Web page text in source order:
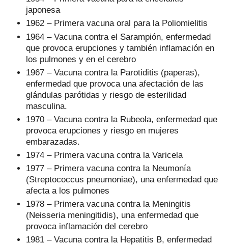
japonesa
1962 – Primera vacuna oral para la Poliomielitis
1964 – Vacuna contra el Sarampión, enfermedad
que provoca erupciones y también inflamación en
los pulmones y en el cerebro
1967 – Vacuna contra la Parotiditis (paperas),
enfermedad que provoca una afectación de las
glándulas parótidas y riesgo de esterilidad
masculina.
1970 – Vacuna contra la Rubeola, enfermedad que
provoca erupciones y riesgo en mujeres
embarazadas.
1974 – Primera vacuna contra la Varicela
1977 – Primera vacuna contra la Neumonía
(Streptococcus pneumoniae), una enfermedad que
afecta a los pulmones
1978 – Primera vacuna contra la Meningitis
(Neisseria meningitidis), una enfermedad que
provoca inflamación del cerebro
1981 – Vacuna contra la Hepatitis B, enfermedad